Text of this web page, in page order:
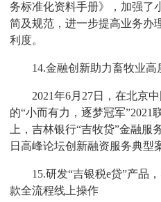
务标准化资料手册》，加强了
简及规范，进一步提高业务办
利度。
14.金融创新助力畜牧业高
2021年6月27日，在北京中
的“小而有力，逐梦冠军”2021
上，吉林银行“吉牧贷”金融
日高峰论坛创新融资服务典型
15.研发“吉银税e贷”产品，
款全流程线上操作